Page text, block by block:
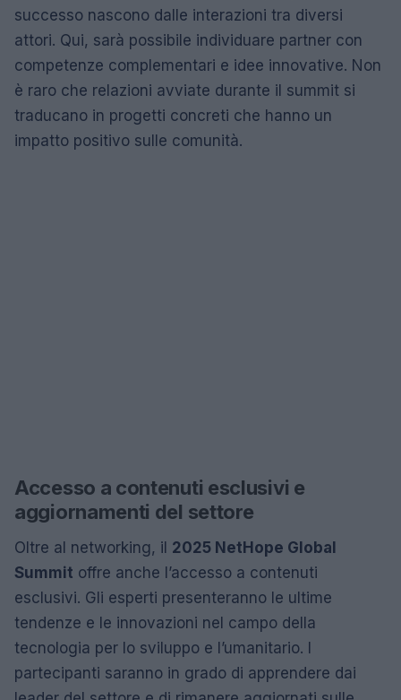
successo nascono dalle interazioni tra diversi
attori. Qui, sarà possibile individuare partner con
competenze complementari e idee innovative. Non
è raro che relazioni avviate durante il summit si
traducano in progetti concreti che hanno un
impatto positivo sulle comunità.
Accesso a contenuti esclusivi e
aggiornamenti del settore
Oltre al networking, il 2025 NetHope Global
Summit offre anche l’accesso a contenuti
esclusivi. Gli esperti presenteranno le ultime
tendenze e le innovazioni nel campo della
tecnologia per lo sviluppo e l’umanitario. I
partecipanti saranno in grado di apprendere dai